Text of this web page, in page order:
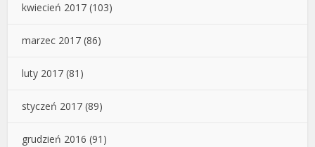
kwiecień 2017 (103)
marzec 2017 (86)
luty 2017 (81)
styczeń 2017 (89)
grudzień 2016 (91)